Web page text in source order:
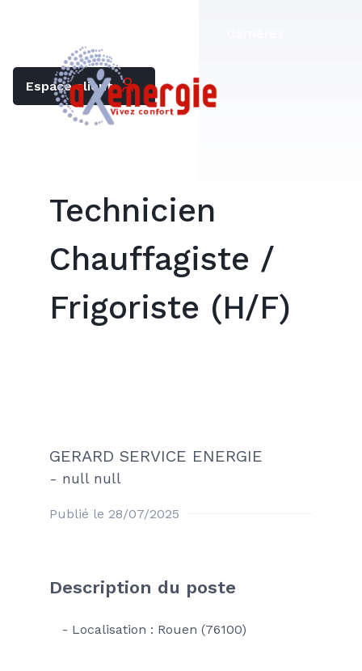
Espace client
Technicien
Chauffagiste /
Frigoriste (H/F)
GERARD SERVICE ENERGIE
- null null
Publié le 28/07/2025
Description du poste
- Localisation : Rouen (76100)